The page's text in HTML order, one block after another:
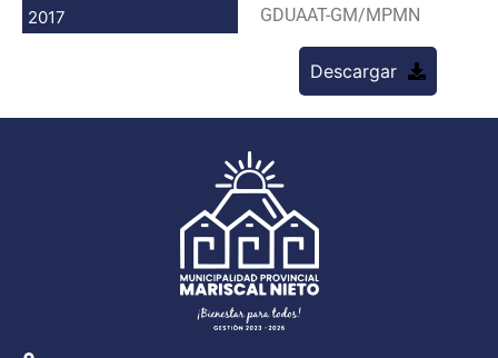
2017
GDUAAT-GM/MPMN
Descargar